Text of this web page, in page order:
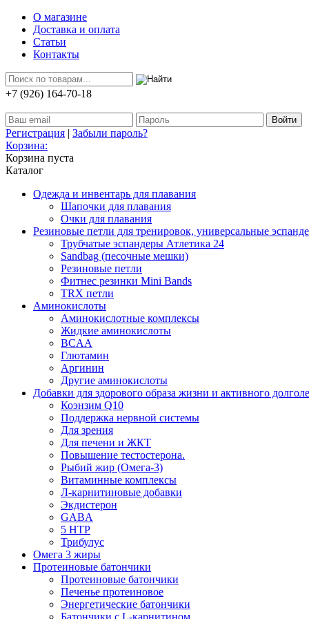
О магазине
Доставка и оплата
Статьи
Контакты
+7 (926) 164-70-18
Регистрация | Забыли пароль?
Корзина:
Корзина пуста
Каталог
Одежда и инвентарь для плавания
Шапочки для плавания
Очки для плавания
Резиновые петли для тренировок, универсальные
Трубчатые эспандеры Атлетика 24
Sandbag (песочные мешки)
Резиновые петли
Фитнес резинки Mini Bands
TRX петли
Аминокислоты
Аминокислотные комплексы
Жидкие аминокислоты
BCAA
Глютамин
Аргинин
Другие аминокислоты
Добавки для здорового образа жизни и активного
Коэнзим Q10
Поддержка нервной системы
Для зрения
Для печени и ЖКТ
Повышение тестостерона.
Рыбий жир (Омега-3)
Витаминные комплексы
Л-карнитиновые добавки
Экдистерон
GABA
5 HTP
Трибулус
Омега 3 жиры
Протеиновые батончики
Протеиновые батончики
Печенье протеиновое
Энергетические батончики
Батончики с L-карнитином